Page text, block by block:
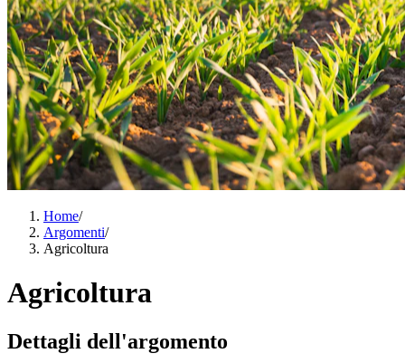
Home/
Argomenti/
Agricoltura
Agricoltura
Dettagli dell'argomento